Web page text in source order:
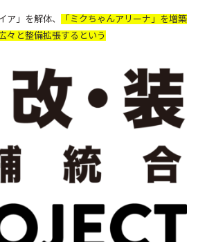
ア」を解体、
「ミクちゃんアリーナ」を増築
々と整備拡張するという